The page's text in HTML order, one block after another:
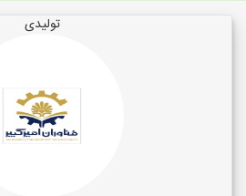
تولیدی